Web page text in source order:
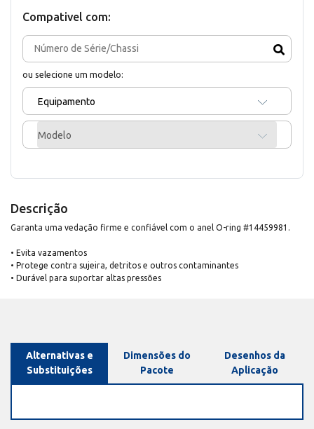
Compativel com:
ou selecione um modelo:
Equipamento
Modelo
Descrição
Garanta uma vedação firme e confiável com o anel O-ring #14459981.
• Evita vazamentos
• Protege contra sujeira, detritos e outros contaminantes
• Durável para suportar altas pressões
Alternativas e
Substituições
Dimensões do
Pacote
Desenhos da
Aplicação